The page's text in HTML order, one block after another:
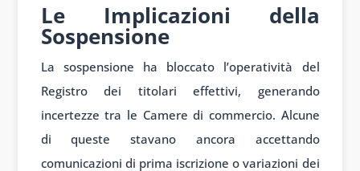
Le Implicazioni della
Sospensione
La sospensione ha bloccato l’operatività del
Registro dei titolari effettivi, generando
incertezze tra le Camere di commercio. Alcune
di queste stavano ancora accettando
comunicazioni di prima iscrizione o variazioni dei